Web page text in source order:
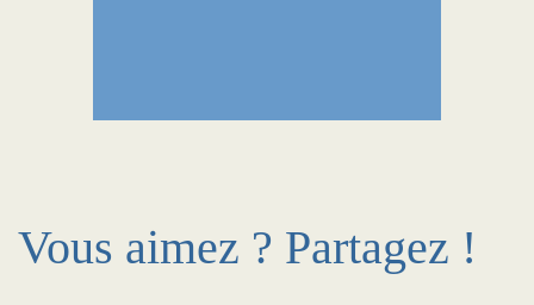
Vous aimez ? Partagez !